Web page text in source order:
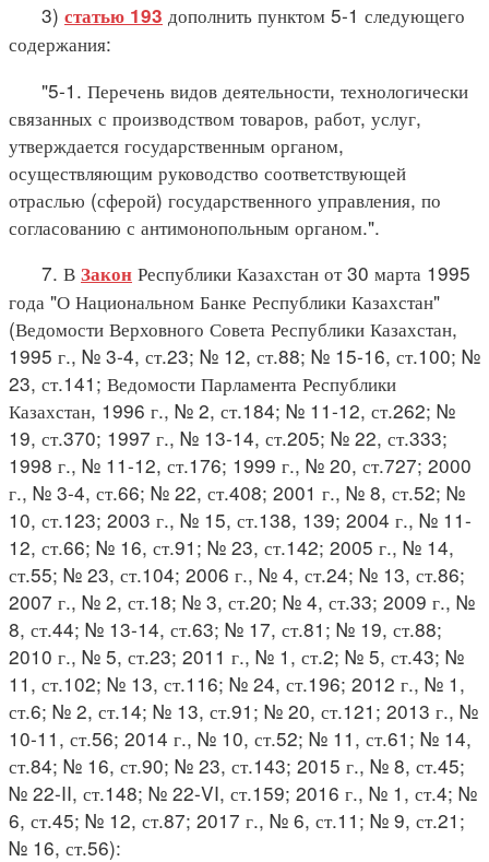
3) статью 193 дополнить пунктом 5-1 следующего
содержания:
"5-1. Перечень видов деятельности, технологически
связанных с производством товаров, работ, услуг,
утверждается государственным органом,
осуществляющим руководство соответствующей
отраслью (сферой) государственного управления, по
согласованию с антимонопольным органом.".
7. В Закон Республики Казахстан от 30 марта 1995
года "О Национальном Банке Республики Казахстан"
(Ведомости Верховного Совета Республики Казахстан,
1995 г., № 3-4, ст.23; № 12, ст.88; № 15-16, ст.100; №
23, ст.141; Ведомости Парламента Республики
Казахстан, 1996 г., № 2, ст.184; № 11-12, ст.262; №
19, ст.370; 1997 г., № 13-14, ст.205; № 22, ст.333;
1998 г., № 11-12, ст.176; 1999 г., № 20, ст.727; 2000
г., № 3-4, ст.66; № 22, ст.408; 2001 г., № 8, ст.52; №
10, ст.123; 2003 г., № 15, ст.138, 139; 2004 г., № 11-
12, ст.66; № 16, ст.91; № 23, ст.142; 2005 г., № 14,
ст.55; № 23, ст.104; 2006 г., № 4, ст.24; № 13, ст.86;
2007 г., № 2, ст.18; № 3, ст.20; № 4, ст.33; 2009 г., №
8, ст.44; № 13-14, ст.63; № 17, ст.81; № 19, ст.88;
2010 г., № 5, ст.23; 2011 г., № 1, ст.2; № 5, ст.43; №
11, ст.102; № 13, ст.116; № 24, ст.196; 2012 г., № 1,
ст.6; № 2, ст.14; № 13, ст.91; № 20, ст.121; 2013 г., №
10-11, ст.56; 2014 г., № 10, ст.52; № 11, ст.61; № 14,
ст.84; № 16, ст.90; № 23, ст.143; 2015 г., № 8, ст.45;
№ 22-II, ст.148; № 22-VI, ст.159; 2016 г., № 1, ст.4; №
6, ст.45; № 12, ст.87; 2017 г., № 6, ст.11; № 9, ст.21;
№ 16, ст.56):